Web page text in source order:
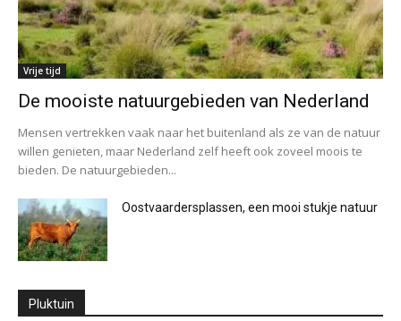
Vrije tijd
De mooiste natuurgebieden van Nederland
Mensen vertrekken vaak naar het buitenland als ze van de natuur
willen genieten, maar Nederland zelf heeft ook zoveel moois te
bieden. De natuurgebieden...
Oostvaardersplassen, een mooi stukje natuur
Pluktuin